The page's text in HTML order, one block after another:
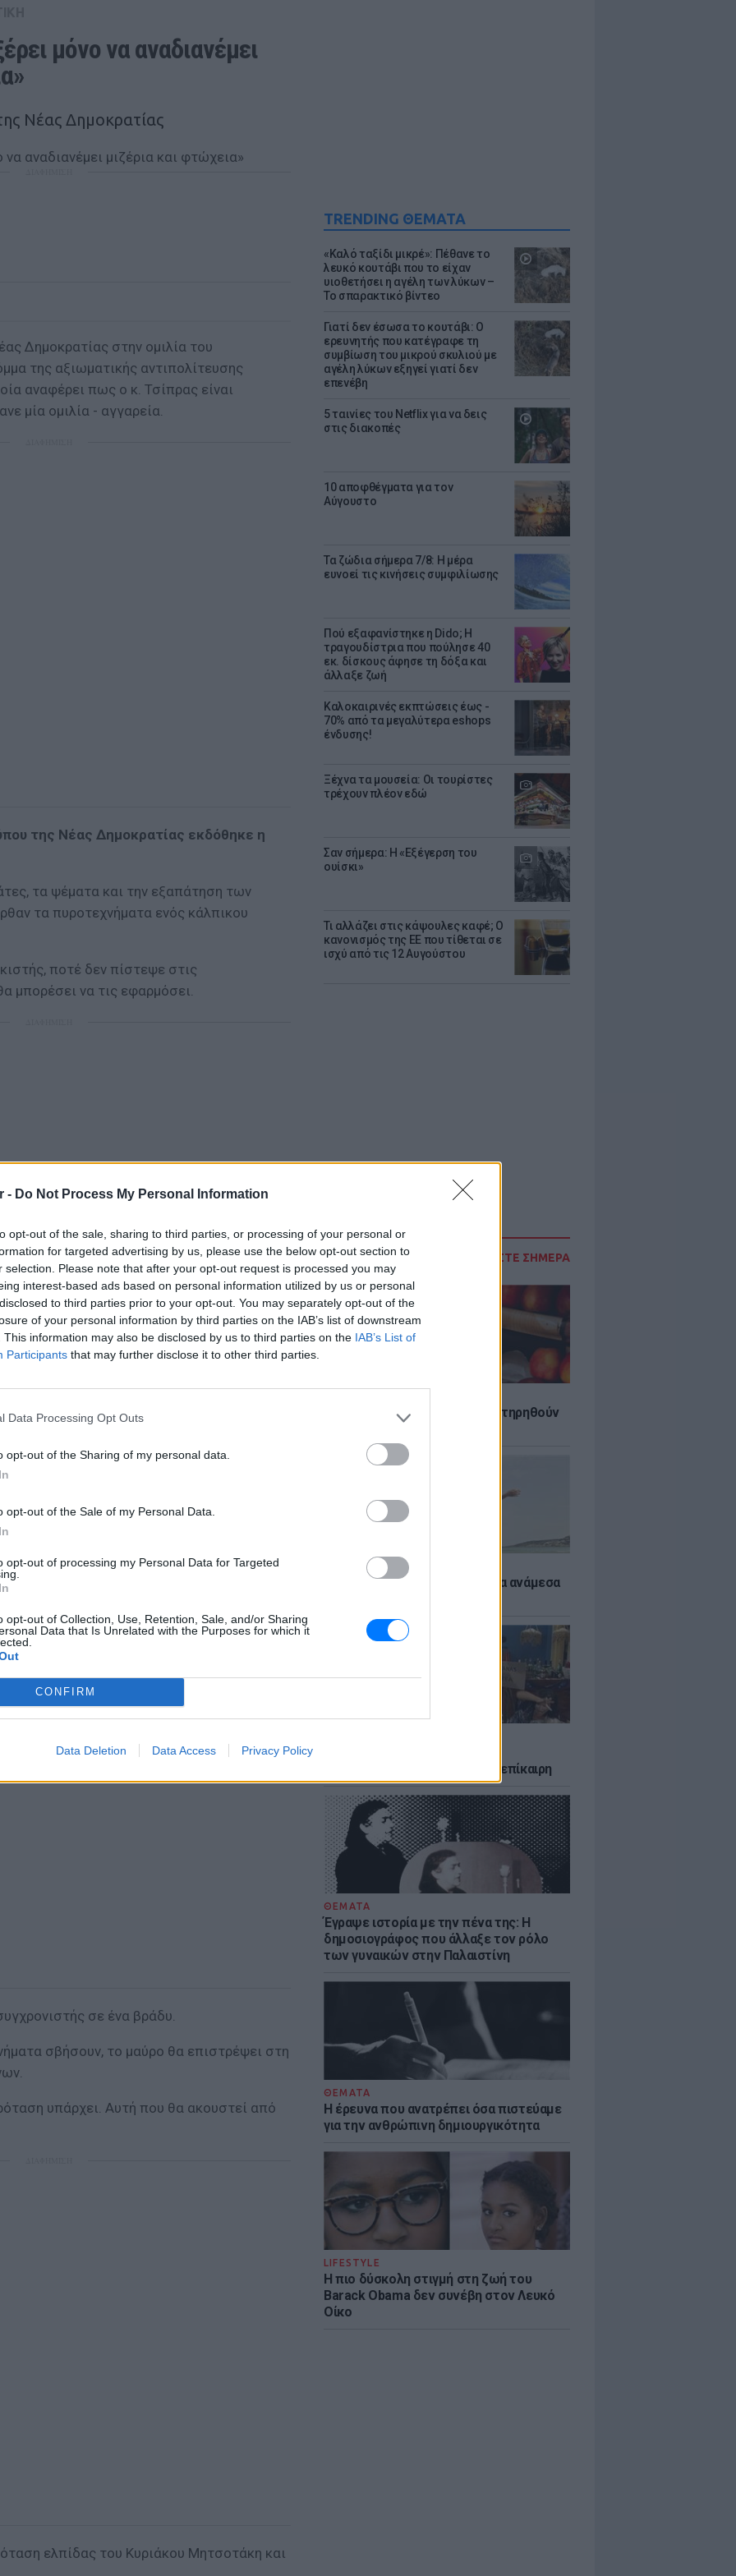
- Do Not Process My Personal Information
opt-out of the sale, sharing to third parties, or processing of your personal or
for targeted advertising by us, please use the below opt-out section to
selection. Please note that after your opt-out request is processed you may
interest-based ads based on personal information utilized by us or personal
to third parties prior to your opt-out. You may separately opt-out of the
of your personal information by third parties on the IAB’s list of downstream
This information may also be disclosed by us to third parties on the IAB’s List of
Participants that may further disclose it to other third parties.
Data Processing Opt Outs
opt-out of the Sharing of my personal data.
opt-out of the Sale of my Personal Data.
opt-out of processing my Personal Data for Targeted
opt-out of Collection, Use, Retention, Sale, and/or Sharing
Data that Is Unrelated with the Purposes for which it
CONFIRM
Data Deletion Data Access Privacy Policy
TRENDING ΘΕΜΑΤΑ
«Καλό ταξίδι μικρέ»: Πέθανε το
λευκό κουτάβι που το είχαν
υιοθετήσει η αγέλη των λύκων –
Το σπαρακτικό βίντεο
Γιατί δεν έσωσα το κουτάβι: Ο
ερευνητής που κατέγραφε τη
συμβίωση του μικρού σκυλιού με
αγέλη λύκων εξηγεί γιατί δεν
επενέβη
5 ταινίες του Netflix για να δεις
στις διακοπές
10 αποφθέγματα για τον
Αύγουστο
Τα ζώδια σήμερα 7/8: Η μέρα
ευνοεί τις κινήσεις συμφιλίωσης
Πού εξαφανίστηκε η Dido; Η
τραγουδίστρια που πούλησε 40
εκ. δίσκους άφησε τη δόξα και
άλλαξε ζωή
Καλοκαιρινές εκπτώσεις έως -
70% από τα μεγαλύτερα eshops
ένδυσης!
Ξέχνα τα μουσεία: Οι τουρίστες
τρέχουν πλέον εδώ
Σαν σήμερα: Η «Εξέγερση του
ουίσκι»
Τι αλλάζει στις κάψουλες καφέ; Ο
κανονισμός της ΕΕ που τίθεται σε
ισχύ από τις 12 Αυγούστου
ΔΙΑΒΑΣΤΕ ΣΗΜΕΡΑ
6 φρούτα που μπορουν να διατηρηθούν
Πώς να αποφύγεις το σύγκαμα ανάμεσα
νεοπλουτισμό και παραμένει επίκαιρη
ΘΕΜΑΤΑ
Έγραψε ιστορία με την πένα της: Η
δημοσιογράφος που άλλαξε τον ρόλο
των γυναικών στην Παλαιστίνη
ΘΕΜΑΤΑ
Η έρευνα που ανατρέπει όσα πιστεύαμε
για την ανθρώπινη δημιουργικότητα
LIFESTYLE
Η πιο δύσκολη στιγμή στη ζωή του
Barack Obama δεν συνέβη στον Λευκό
Οίκο
μόνο να αναδιανέμει
Νέας Δημοκρατίας
Δημοκρατίας στην ομιλία του
της αξιωματικής αντιπολίτευσης
αναφέρει πως ο κ. Τσίπρας είναι
μία ομιλία - αγγαρεία.
της Νέας Δημοκρατίας εκδόθηκε η
τα ψέματα και την εξαπάτηση των
τα πυροτεχνήματα ενός κάλπικου
ποτέ δεν πίστεψε στις
μπορέσει να τις εφαρμόσει.
αυτή που αναδιανέμει μιζέρια και φτώχεια
ξέχασε την μεσαία τάξη και τους
φοροκαταιγίδα, τους συνταξιούχους που
τους ελεύθερους επαγγελματίες,
πει κάτι; Είναι ακριβώς εκείνοι στους
πιο προκλητικά ψέματα.
ΔΙΑΦΗΜΙΣΗ
σε ένα βράδυ.
σβήσουν, το μαύρο θα επιστρέψει στη
υπάρχει. Αυτή που θα ακουστεί από
ελπίδας του Κυριάκου Μητσοτάκη και